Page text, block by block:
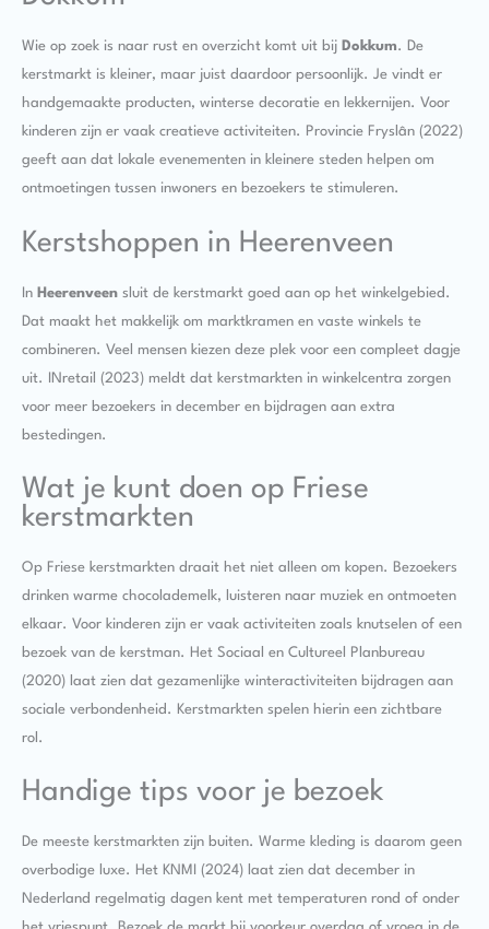
Wie op zoek is naar rust en overzicht komt uit bij Dokkum. De
kerstmarkt is kleiner, maar juist daardoor persoonlijk. Je vindt er
handgemaakte producten, winterse decoratie en lekkernijen. Voor
kinderen zijn er vaak creatieve activiteiten. Provincie Fryslân (2022)
geeft aan dat lokale evenementen in kleinere steden helpen om
ontmoetingen tussen inwoners en bezoekers te stimuleren.
Kerstshoppen in Heerenveen
In Heerenveen sluit de kerstmarkt goed aan op het winkelgebied.
Dat maakt het makkelijk om marktkramen en vaste winkels te
combineren. Veel mensen kiezen deze plek voor een compleet dagje
uit. INretail (2023) meldt dat kerstmarkten in winkelcentra zorgen
voor meer bezoekers in december en bijdragen aan extra
bestedingen.
Wat je kunt doen op Friese
kerstmarkten
Op Friese kerstmarkten draait het niet alleen om kopen. Bezoekers
drinken warme chocolademelk, luisteren naar muziek en ontmoeten
elkaar. Voor kinderen zijn er vaak activiteiten zoals knutselen of een
bezoek van de kerstman. Het Sociaal en Cultureel Planbureau
(2020) laat zien dat gezamenlijke winteractiviteiten bijdragen aan
sociale verbondenheid. Kerstmarkten spelen hierin een zichtbare
rol.
Handige tips voor je bezoek
De meeste kerstmarkten zijn buiten. Warme kleding is daarom geen
overbodige luxe. Het KNMI (2024) laat zien dat december in
Nederland regelmatig dagen kent met temperaturen rond of onder